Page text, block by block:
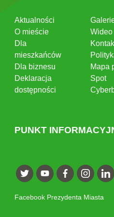
Aktualności
O mieście
Dla
mieszkańców
Dla biznesu
Deklaracja
dostępności
Wideo
Mapa
Spot
PUNKT
Facebook Prezydenta Miasta